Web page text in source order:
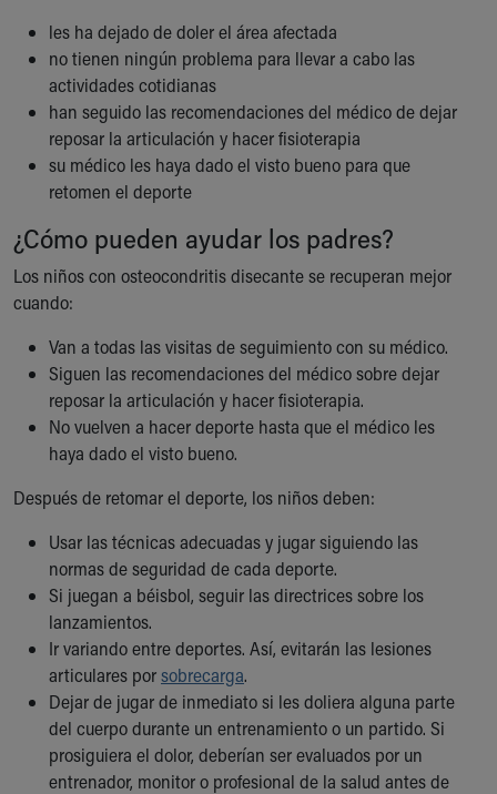
les ha dejado de doler el área afectada
no tienen ningún problema para llevar a cabo las
actividades cotidianas
han seguido las recomendaciones del médico de dejar
reposar la articulación y hacer fisioterapia
su médico les haya dado el visto bueno para que
retomen el deporte
¿Cómo pueden ayudar los padres?
Los niños con osteocondritis disecante se recuperan mejor
cuando:
Van a todas las visitas de seguimiento con su médico.
Siguen las recomendaciones del médico sobre dejar
reposar la articulación y hacer fisioterapia.
No vuelven a hacer deporte hasta que el médico les
haya dado el visto bueno.
Después de retomar el deporte, los niños deben:
Usar las técnicas adecuadas y jugar siguiendo las
normas de seguridad de cada deporte.
Si juegan a béisbol, seguir las directrices sobre los
lanzamientos.
Ir variando entre deportes. Así, evitarán las lesiones
articulares porsobrecarga.
Dejar de jugar de inmediato si les doliera alguna parte
del cuerpo durante un entrenamiento o un partido. Si
prosiguiera el dolor, deberían ser evaluados por un
entrenador, monitor o profesional de la salud antes de